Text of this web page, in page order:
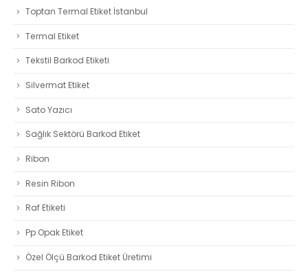
Toptan Termal Etiket İstanbul
Termal Etiket
Tekstil Barkod Etiketi
Silvermat Etiket
Sato Yazıcı
Sağlık Sektörü Barkod Etiket
Ribon
Resin Ribon
Raf Etiketi
Pp Opak Etiket
Özel Ölçü Barkod Etiket Üretimi